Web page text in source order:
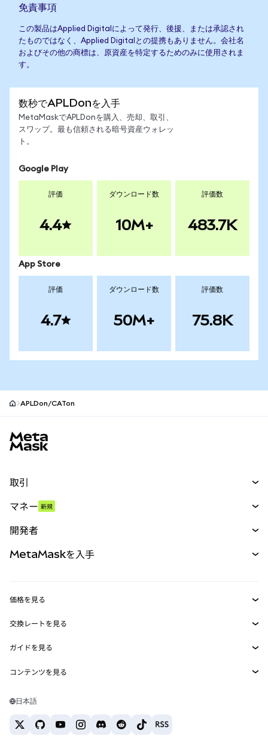
免責事項
この製品はApplied Digitalによって発行、後援、または承認され
たものではなく、Applied Digitalとの提携もありません。会社名
およびその他の商標は、原資産を特定するためのみに使用されま
す。
数秒でAPLDonを入手
MetaMaskでAPLDonを購入、売却、取引、
スワップ。最も信頼される暗号資産ウォレッ
ト。
Google Play
評価
4.4
ダウンロード数
10M+
評価数
483.7K
App Store
評価
4.7
ダウンロード数
50M+
評価数
75.8K
APLDon/CATon
取引
パーペチュアル
RWA
マネー 新規
開発者
MetaMask Connect
Snaps
Web3サービス
MetaMaskを入手
セキュリティ
サポート
キャリア
お問い合わせ
価格を見る
イーサリアムの価格
Solanaの価格
Tetherの価格
交換レートを見る
ETH→USD
USDT→INR
BTC→INR
ETH→USDT
ガイドを見る
ETHの購入
USDTの購入
コンテンツを見る
Solanaウォレット
日本語